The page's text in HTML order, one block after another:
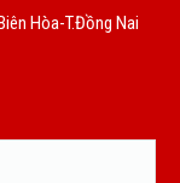
Hòa-T.Đồng Nai